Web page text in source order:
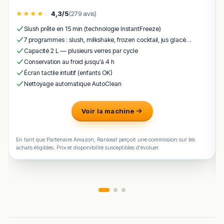
d’intervenir sur des événements privés ou
professionnels, dans la pure tradition des food trucks
italiens de qualité, ce qui contribue à sa notoriété au-
delà de Junglinster.
Carte & plats emblématiques
la pizza margherita– tomate, mozzarella, basilic, le
classique de la maison.
champignons.
la pizza quatre fromages– assemblage fondant
★★★★ 4,3/5(279 avis)
Slush prête en 15 min (technologie InstantFreeze)
7 programmes : slush, milkshake, frozen cocktail, jus glacé…
Capacité 2 L — plusieurs verres par cycle
Conservation au froid jusqu’à 4 h
Écran tactile intuitif (enfants OK)
Nettoyage automatique AutoClean
Voir la machine
En tant que Partenaire Amazon, Rankeat perçoit une commission sur les
achats éligibles. Prix et disponibilité susceptibles d'évoluer.